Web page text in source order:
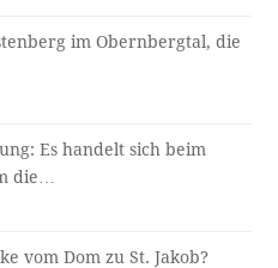
im Obernbergtal, die
Es handelt sich beim
die…
vom Dom zu St. Jakob?